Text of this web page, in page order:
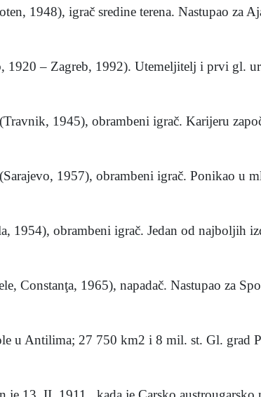
1948), igrač sredine terena. Nastupao za
1920 – Zagreb, 1992). Utemeljitelj i prvi gl.
1945), obrambeni igrač. Karijeru
1957), obrambeni igrač. Ponikao u
1954), obrambeni igrač. Jedan od najboljih
Constanţa, 1965), napadač. Nastupao za
u Antilima; 27 750 km2 i 8 mil. st. Gl. grad